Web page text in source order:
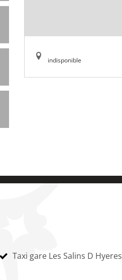
indisponible
Taxi gare Les Salins D Hyeres